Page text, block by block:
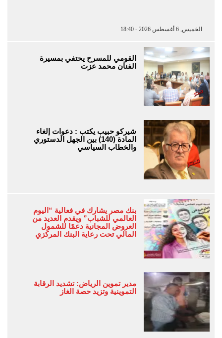
الخميس, 6 أغسطس 2026 - 18:40
القومي للمسرح يحتفي بمسيرة
الفنان محمد عزت
شيركو حبيب يكتب : دعوات إلغاء
المادة (140) بين الجهل الدستوري
والخطاب السياسي
بنك مصر يشارك في فعالية “اليوم
العالمي للشباب” ويقدم العديد من
العروض المجانية دعمًا للشمول
المالي تحت رعاية البنك المركزي
مدير تموين الرياض: تشديد الرقابة
التموينية وتزيد حصة الغاز